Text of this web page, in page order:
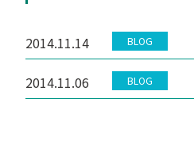
2014.11.14 BLOG
2014.11.06 BLOG